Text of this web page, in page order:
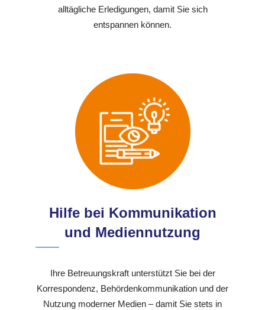
alltägliche Erledigungen, damit Sie sich
entspannen können.
Hilfe bei Kommunikation
und Mediennutzung
Ihre Betreuungskraft unterstützt Sie bei der
Korrespondenz, Behördenkommunikation und der
Nutzung moderner Medien – damit Sie stets in